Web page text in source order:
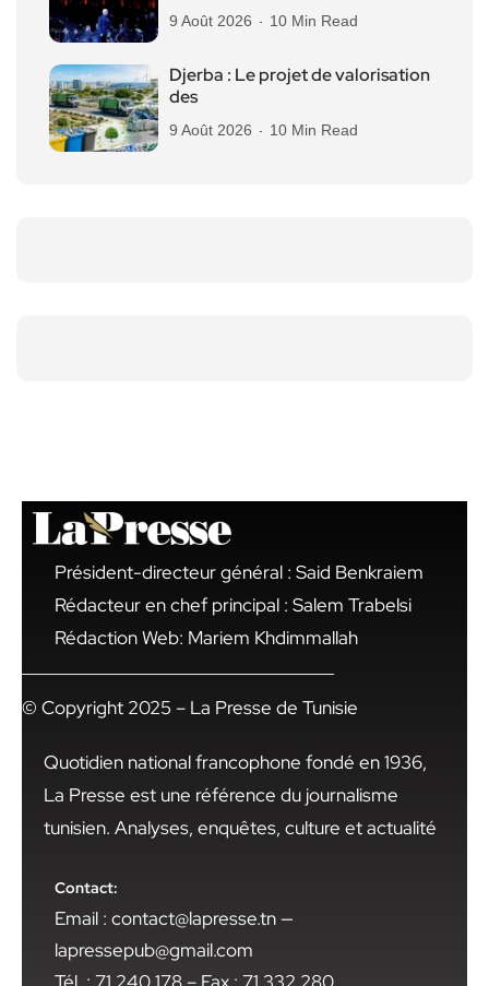
9 Août 2026 10 Min Read
Djerba : Le projet de valorisation
des
9 Août 2026 10 Min Read
Président-directeur général : Said Benkraiem
Rédacteur en chef principal : Salem Trabelsi
Rédaction Web: Mariem Khdimmallah
© Copyright 2025 – La Presse de Tunisie
Quotidien national francophone fondé en 1936,
La Presse est une référence du journalisme
tunisien. Analyses, enquêtes, culture et actualité
Contact:
Email : contact@lapresse.tn —
lapressepub@gmail.com